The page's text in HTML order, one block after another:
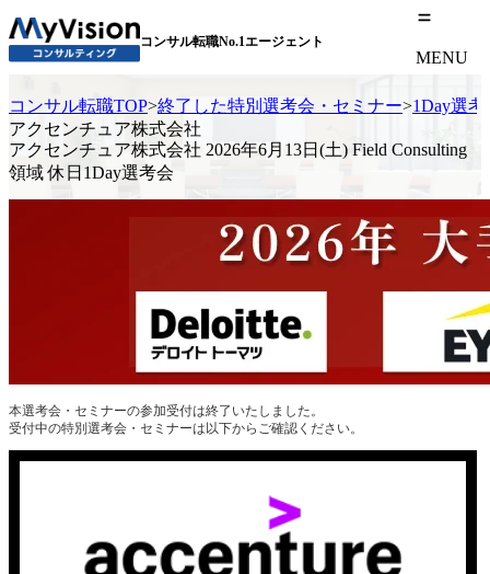
コンサル転職No.1エージェント
MENU
コンサル転職TOP>終了した特別選考会・セミナー>1Day選考
アクセンチュア株式会社
アクセンチュア株式会社 2026年6月13日(土) Field Consulting
領域 休日1Day選考会
本選考会・セミナーの参加受付は終了いたしました。
受付中の特別選考会・セミナーは以下からご確認ください。